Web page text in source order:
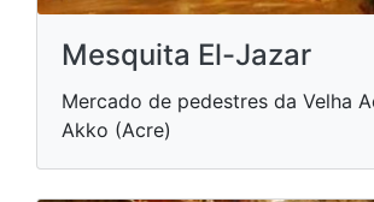
Mesquita El-Jazar
Mercado de pedestres da Velha
Akko (Acre)